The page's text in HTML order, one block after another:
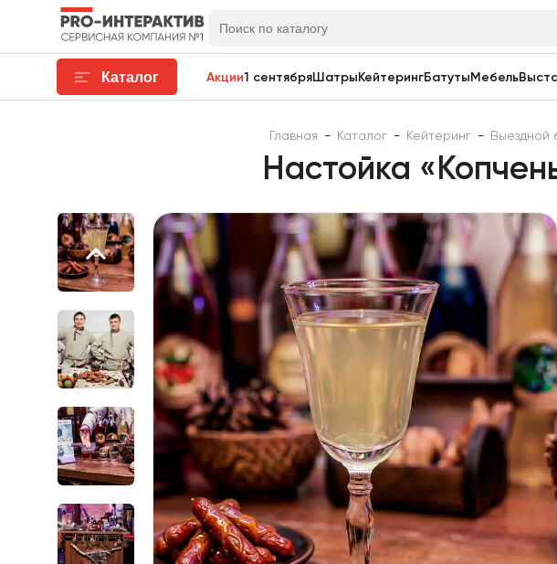
Каталог Акции1 сентябряШатры КейтерингБатуты Мебель
Главная - Каталог - Кейтеринг - Выездной
Настойка